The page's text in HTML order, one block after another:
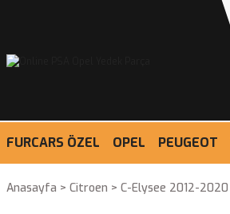
FURCARS ÖZEL OPEL PEUGEOT
Anasayfa Citroen C-Elysee 2012-2020